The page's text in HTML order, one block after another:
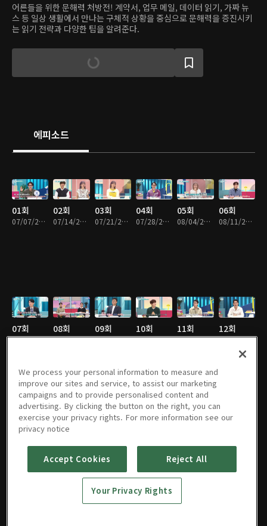
어른들을 위한 문해력 처방전! 계약서, 업무 메일, 데이터 읽기, 가짜 뉴
스 등 일상 생활에서 만나는 구체적 상황을 중심으로 문해력을 증진시키
는 읽기 전략과 다양한 팁을 알려준다.
에피소드
01회
07/07/2022 • 44분
02회
07/14/2022 • 46분
03회
07/21/2022 • 45분
04회
07/28/2022 • 46분
05회
08/04/2022 • 45분
06회
08/11/2022 • 45분
07회
08/18/2022 • 45분
08회
09/01/2022 • 44분
09회
09/08/2022 • 46분
10회
09/15/2022 • 46분
11회
09/22/2022 • 44분
12회
09/29/2022 • 45분
13회
10/06/2022 • 45분
20221118
회
11/18/2022 • 45분
20221125
회
11/25/2022 • 45분
20221202
회
12/02/2022 • 45분
20221209
회
12/09/2022 • 45분
회
20221230
12/30/2022 • 44분
20230106
회
01/06/2023 • 45분
20230113
회
01/13/2023 • 45분
We process your personal information to measure and
improve our sites and service, to assist our marketing
campaigns and to provide personalised content and
advertising. By clicking the button on the right, you can
exercise your privacy rights. For more information see our
privacy notice
Accept Cookies Reject All
Your Privacy Rights